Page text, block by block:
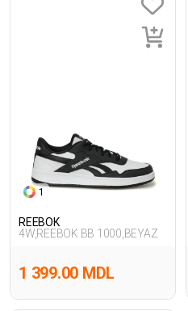
1
REEBOK
4W,REEBOK BB 1000,BEYAZ
1 399.00 MDL